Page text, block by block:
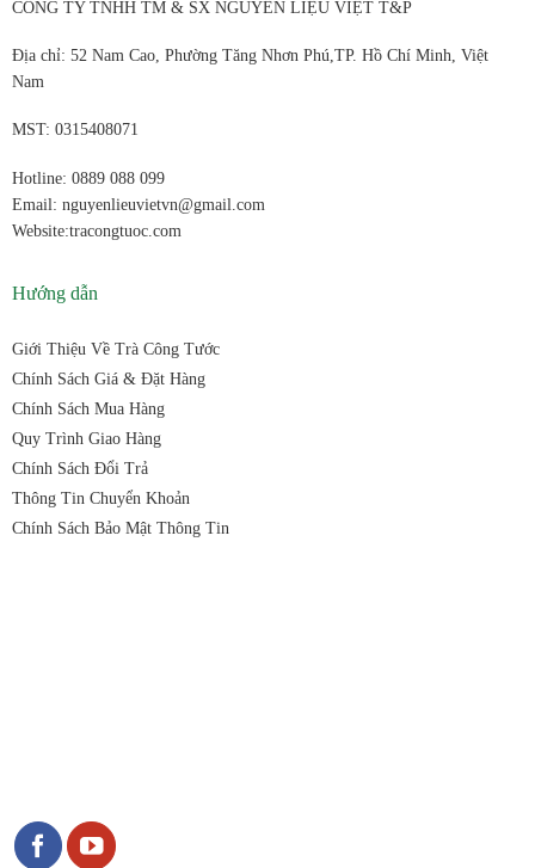
CÔNG TY TNHH TM & SX NGUYÊN LIỆU VIỆT T&P
Địa chỉ: 52 Nam Cao, Phường Tăng Nhơn Phú,TP. Hồ Chí Minh, Việt
Nam
MST: 0315408071
Hotline: 0889 088 099
Email: nguyenlieuvietvn@gmail.com
Website:tracongtuoc.com
Hướng dẫn
Giới Thiệu Về Trà Công Tước
Chính Sách Giá & Đặt Hàng
Chính Sách Mua Hàng
Quy Trình Giao Hàng
Chính Sách Đổi Trả
Thông Tin Chuyển Khoản
Chính Sách Bảo Mật Thông Tin